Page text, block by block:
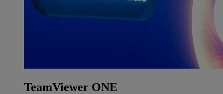
TeamViewer ONE